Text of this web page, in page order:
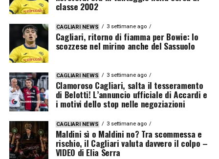
classe 2002
CAGLIARI NEWS 3 settimane ago
Cagliari, ritorno di fiamma per Bowie: lo
scozzese nel mirino anche del Sassuolo
CAGLIARI NEWS 3 settimane ago
Clamoroso Cagliari, salta il tesseramento
di Belotti! L’annuncio ufficiale di Accardi e
i motivi dello stop nelle negoziazioni
CAGLIARI NEWS 3 settimane ago
Maldini sì o Maldini no? Tra scommessa e
rischio, il Cagliari valuta davvero il colpo –
VIDEO di Elia Serra